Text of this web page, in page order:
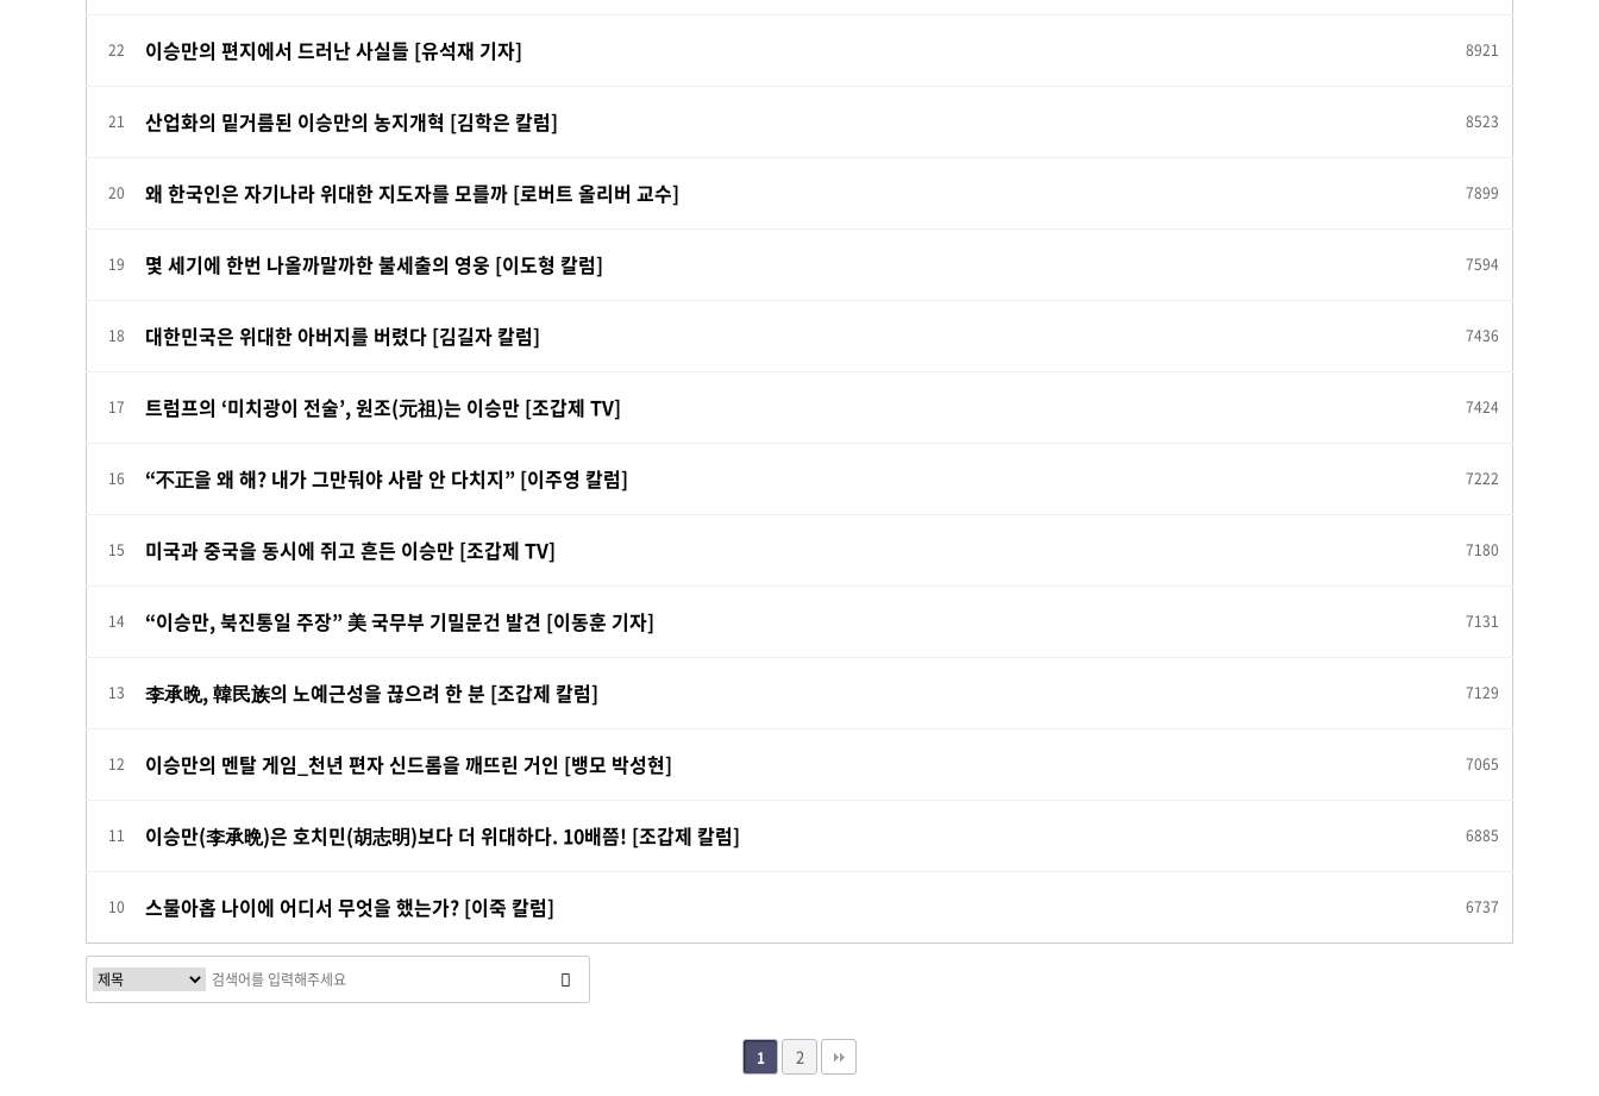
22 이승만의 편지에서 드러난 사실들 [유석재 기자] 8921
21 산업화의 밑거름된 이승만의 농지개혁 [김학은 칼럼] 8523
20 왜 한국인은 자기나라 위대한 지도자를 모를까 [로버트 올리버 교수] 7899
19 몇 세기에 한번 나올까말까한 불세출의 영웅 [이도형 칼럼] 7594
18 대한민국은 위대한 아버지를 버렸다 [김길자 칼럼] 7436
17 트럼프의 ‘미치광이 전술’, 원조(元祖)는 이승만 [조갑제 TV] 7424
16 “不正을 왜 해? 내가 그만둬야 사람 안 다치지” [이주영 칼럼] 7222
15 미국과 중국을 동시에 쥐고 흔든 이승만 [조갑제 TV] 7180
14 “이승만, 북진통일 주장” 美 국무부 기밀문건 발견 [이동훈 기자] 7131
13 李承晩, 韓民族의 노예근성을 끊으려 한 분 [조갑제 칼럼] 7129
12 이승만의 멘탈 게임_천년 편자 신드롬을 깨뜨린 거인 [뱅모 박성현] 7065
11 이승만(李承晩)은 호치민(胡志明)보다 더 위대하다. 10배쯤! [조갑제 칼럼] 6885
10 스물아홉 나이에 어디서 무엇을 했는가? [이죽 칼럼] 6737
1 2